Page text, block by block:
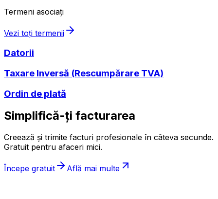
Termeni asociați
Vezi toți termenii
Datorii
Taxare Inversă (Rescumpărare TVA)
Ordin de plată
Simplifică-ți facturarea
Creează și trimite facturi profesionale în câteva secunde.
Gratuit pentru afaceri mici.
Începe gratuit Află mai multe